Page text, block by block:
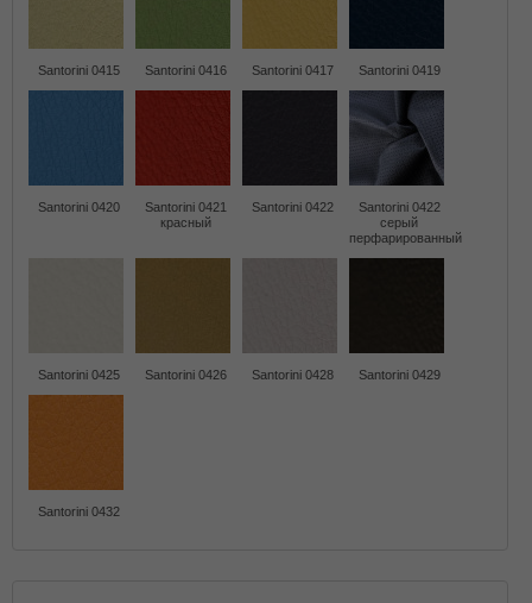
Santorini 0415 Santorini 0416 Santorini 0417 Santorini 0419
Santorini 0420
Santorini 0421
красный
Santorini 0422
Santorini 0422
серый
перфарированный
Santorini 0425 Santorini 0426 Santorini 0428 Santorini 0429
Santorini 0432